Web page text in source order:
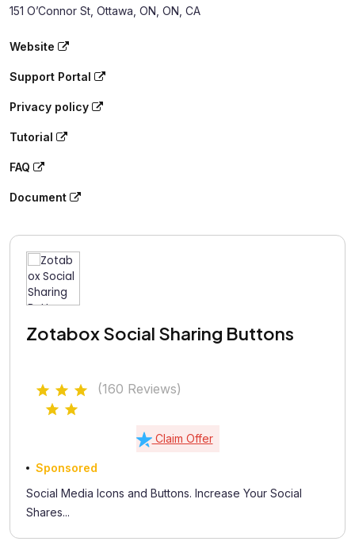
151 O’Connor St, Ottawa, ON, ON, CA
Website
Support Portal
Privacy policy
Tutorial
FAQ
Document
Zotabox Social Sharing Buttons
(160 Reviews)
Claim Offer
Sponsored
Social Media Icons and Buttons. Increase Your Social
Shares...